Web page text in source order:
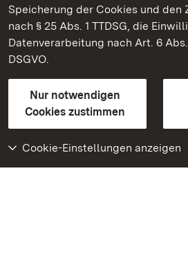
Speicherung der Cookies und
nach § 25 Abs. 1 TTDSG, die
Datenverarbeitung nach Art. 6
DSGVO.
Nur notwendigen
Cookies zustimmen
Cookie-Einstellungen anzeigen
Staatliche Schlösser und Gärten
Kontakt
GebärdenspracheLeichte Sprache
Erklärung zur Barrierefreiheit
BITV-konform (geprüfte Seiten)
Weiteres